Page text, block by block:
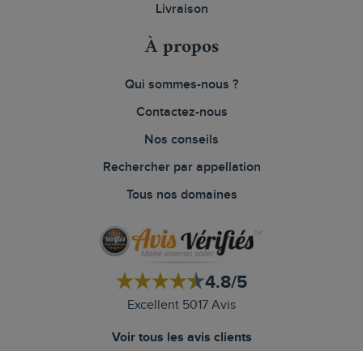
Livraison
À propos
Qui sommes-nous ?
Contactez-nous
Nos conseils
Rechercher par appellation
Tous nos domaines
4.8/5
Excellent 5017 Avis
Voir tous les avis clients